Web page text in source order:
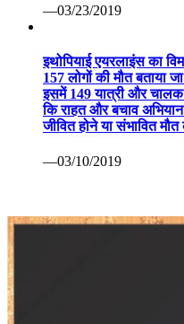
—03/23/2019
इथोपियाई एयरलाइंस का
157 लोगों की मौत बताया
इसमें 149 यात्री और
कि राहत और बचाव
जीवित होने या संभावित
—03/10/2019